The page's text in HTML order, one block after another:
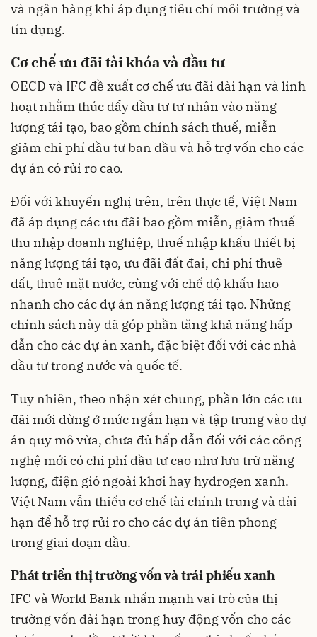
và ngân hàng khi áp dụng tiêu chí môi trường và
tín dụng.
Cơ chế ưu đãi tài khóa và đầu tư
OECD và IFC đề xuất cơ chế ưu đãi dài hạn và linh
hoạt nhằm thúc đẩy đầu tư tư nhân vào năng
lượng tái tạo, bao gồm chính sách thuế, miễn
giảm chi phí đầu tư ban đầu và hỗ trợ vốn cho các
dự án có rủi ro cao.
Đối với khuyến nghị trên, trên thực tế, Việt Nam
đã áp dụng các ưu đãi bao gồm miễn, giảm thuế
thu nhập doanh nghiệp, thuế nhập khẩu thiết bị
năng lượng tái tạo, ưu đãi đất đai, chi phí thuê
đất, thuê mặt nước, cùng với chế độ khấu hao
nhanh cho các dự án năng lượng tái tạo. Những
chính sách này đã góp phần tăng khả năng hấp
dẫn cho các dự án xanh, đặc biệt đối với các nhà
đầu tư trong nước và quốc tế.
Tuy nhiên, theo nhận xét chung, phần lớn các ưu
đãi mới dừng ở mức ngắn hạn và tập trung vào dự
án quy mô vừa, chưa đủ hấp dẫn đối với các công
nghệ mới có chi phí đầu tư cao như lưu trữ năng
lượng, điện gió ngoài khơi hay hydrogen xanh.
Việt Nam vẫn thiếu cơ chế tài chính trung và dài
hạn để hỗ trợ rủi ro cho các dự án tiên phong
trong giai đoạn đầu.
Phát triển thị trường vốn và trái phiếu xanh
IFC và World Bank nhấn mạnh vai trò của thị
trường vốn dài hạn trong huy động vốn cho các